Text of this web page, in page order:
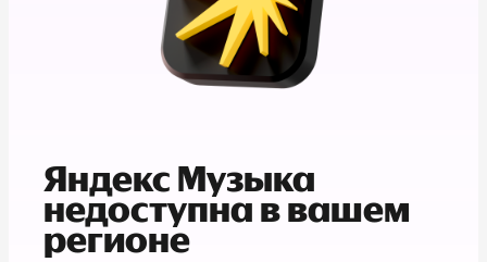
Яндекс Музыка
недоступна в вашем
регионе